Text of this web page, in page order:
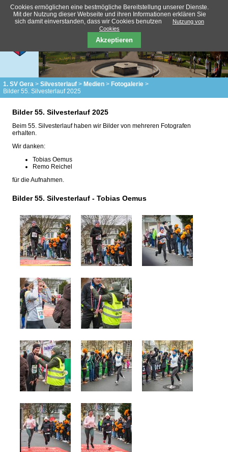
1. SV Gera Silvesterlauf Medien
Fotogalerie
Bilder 55. Silvesterlauf 2025
Bilder 55. Silvesterlauf 2025
Beim 55. Silvesterlauf haben wir Bilder von mehreren Fotografen
erhalten.
Wir danken:
Tobias Oemus
Remo Reichel
für die Aufnahmen.
Bilder 55. Silvesterlauf - Tobias Oemus
Cookies ermöglichen eine bestmögliche Bereitstellung unserer Dienste.
Mit der Nutzung dieser Webseite und ihren Informationen erklären Sie
sich damit einverstanden, dass wir Cookies benutzen
Nutzung von
Cookies
Akzeptieren